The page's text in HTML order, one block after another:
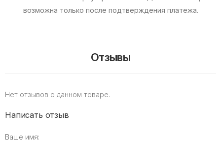
возможна только после подтверждения платежа.
Отзывы
Нет отзывов о данном товаре.
Написать отзыв
Ваше имя: